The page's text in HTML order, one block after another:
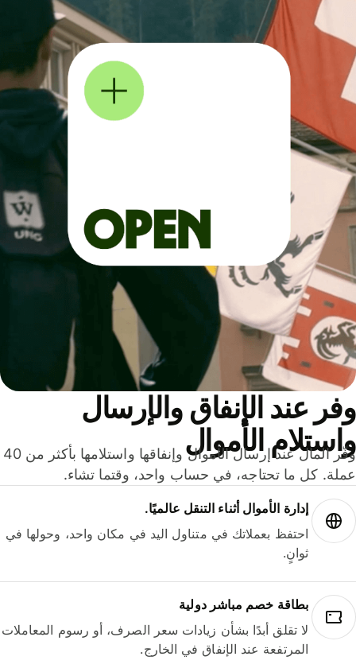
عند الإنفاق والإرسال
الأموال
وفّر المال عند إرسال الأموال وإنفاقها واستلامها بأكثر من 40
كل ما تحتاجه، في حساب واحد، وقتما تشاء.
إدارة الأموال أثناء التنقل عالميًا.
احتفظ بعملاتك في متناول اليد في مكان واحد، وحولها في
ثوانٍ.
بطاقة خصم مباشر دولية
لا تقلق أبدًا بشأن زيادات سعر الصرف، أو رسوم المعاملات
المرتفعة عند الإنفاق في الخارج.